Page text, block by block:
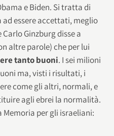
e Biden. Si tratta di
ad essere accettati, meglio
Ginzburg disse a
altre parole) che per lui
tanto buoni. I sei milioni
ma, visti i risultati, i
come gli altri, normali, e
agli ebrei la normalità.
per gli israeliani: